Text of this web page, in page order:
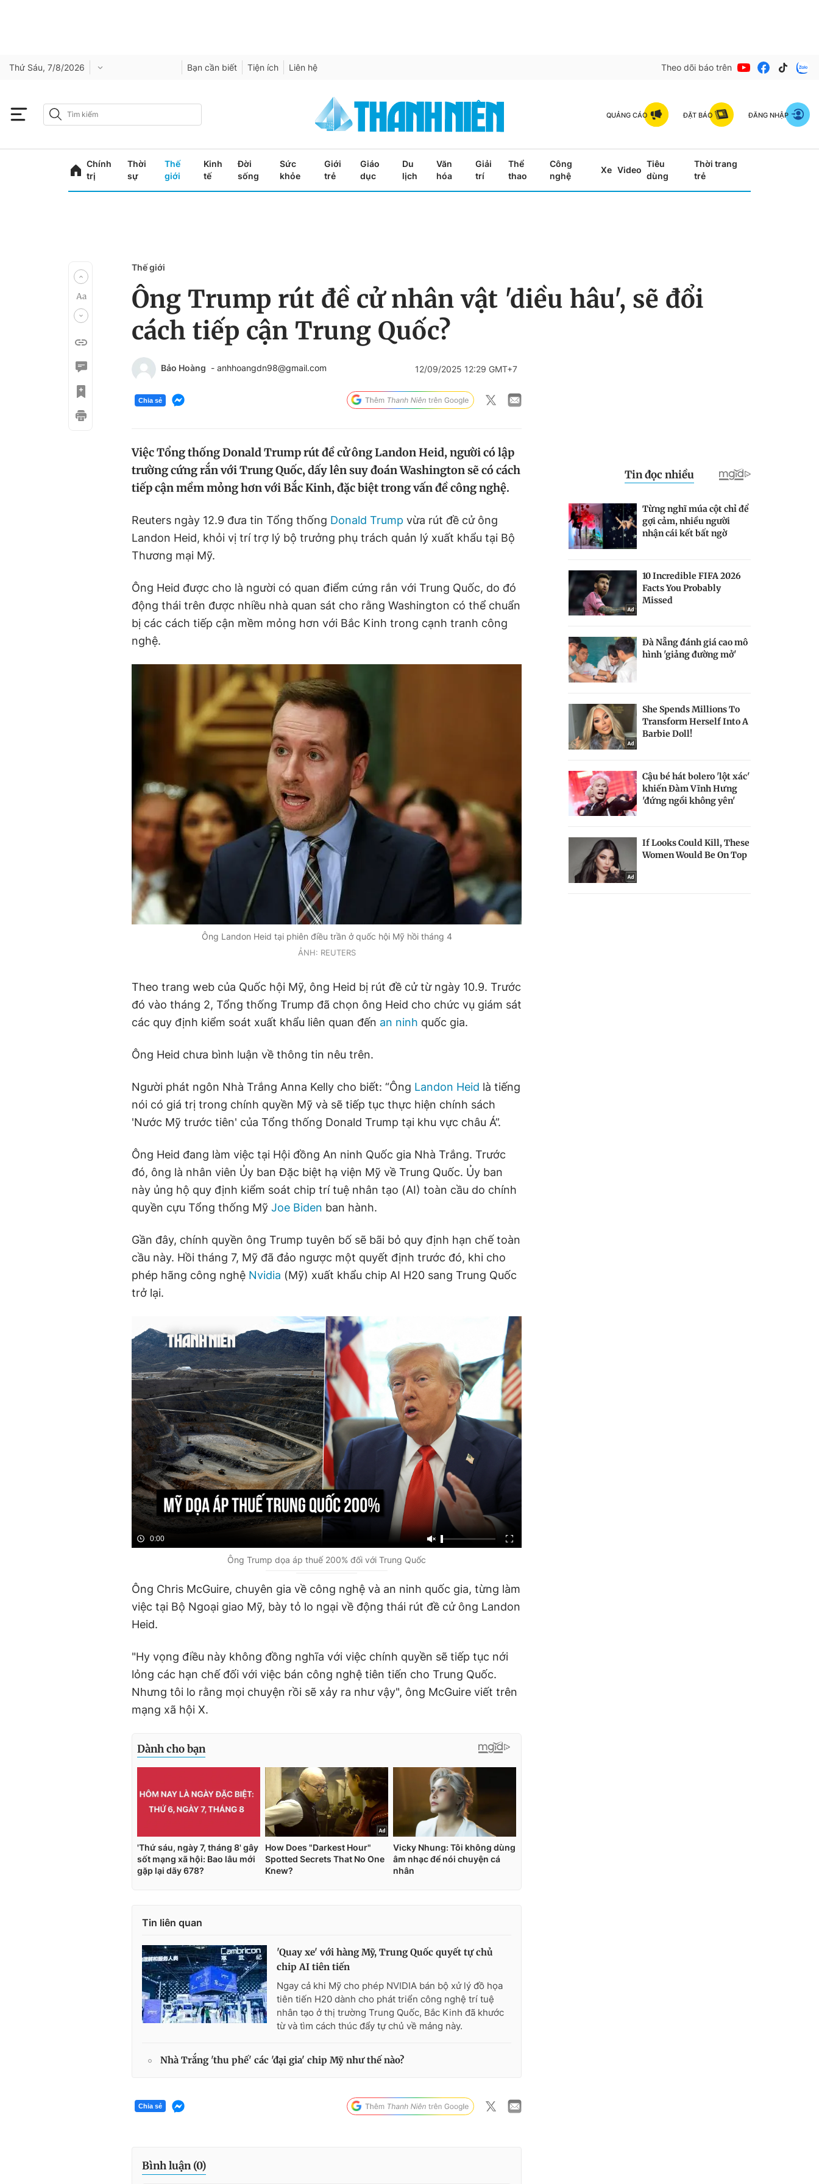
Thứ Sáu, 7/8/2026 Bạn cần biết Tiện ích Liên hệ Theo dõi báo trên
QUẢNG CÁO ĐẶT BÁO ĐĂNG NHẬP
Chính
trị
Thời
sự
Thế
giới
Kinh
tế
Đời
sống
Sức
khỏe
Giới
trẻ
Giáo
dục
Du
lịch
Văn
hóa
Giải
trí
Thể
thao
Công
nghệ
Xe Video
Tiêu
dùng
Thời trang
trẻ
Thế giới
Ông Trump rút đề cử nhân vật 'diều hâu', sẽ đổi
cách tiếp cận Trung Quốc?
Bảo Hoàng - anhhoangdn98@gmail.com 12/09/2025 12:29 GMT+7
Chia sẻ
Việc Tổng thống Donald Trump rút đề cử ông Landon Heid, người có lập
trường cứng rắn với Trung Quốc, dấy lên suy đoán Washington sẽ có cách
tiếp cận mềm mỏng hơn với Bắc Kinh, đặc biệt trong vấn đề công nghệ.
Reuters ngày 12.9 đưa tin Tổng thống Donald Trump vừa rút đề cử ông
Landon Heid, khỏi vị trí trợ lý bộ trưởng phụ trách quản lý xuất khẩu tại Bộ
Thương mại Mỹ.
Ông Heid được cho là người có quan điểm cứng rắn với Trung Quốc, do đó
động thái trên được nhiều nhà quan sát cho rằng Washington có thể chuẩn
bị các cách tiếp cận mềm mỏng hơn với Bắc Kinh trong cạnh tranh công
nghệ.
Ông Landon Heid tại phiên điều trần ở quốc hội Mỹ hồi tháng 4
ẢNH: REUTERS
Theo trang web của Quốc hội Mỹ, ông Heid bị rút đề cử từ ngày 10.9. Trước
đó vào tháng 2, Tổng thống Trump đã chọn ông Heid cho chức vụ giám sát
các quy định kiểm soát xuất khẩu liên quan đến an ninh quốc gia.
Ông Heid chưa bình luận về thông tin nêu trên.
Người phát ngôn Nhà Trắng Anna Kelly cho biết: “Ông Landon Heid là tiếng
nói có giá trị trong chính quyền Mỹ và sẽ tiếp tục thực hiện chính sách
'Nước Mỹ trước tiên' của Tổng thống Donald Trump tại khu vực châu Á”.
Ông Heid đang làm việc tại Hội đồng An ninh Quốc gia Nhà Trắng. Trước
đó, ông là nhân viên Ủy ban Đặc biệt hạ viện Mỹ về Trung Quốc. Ủy ban
này ủng hộ quy định kiểm soát chip trí tuệ nhân tạo (AI) toàn cầu do chính
quyền cựu Tổng thống Mỹ Joe Biden ban hành.
Gần đây, chính quyền ông Trump tuyên bố sẽ bãi bỏ quy định hạn chế toàn
cầu này. Hồi tháng 7, Mỹ đã đảo ngược một quyết định trước đó, khi cho
phép hãng công nghệ Nvidia (Mỹ) xuất khẩu chip AI H20 sang Trung Quốc
trở lại.
0:00
Ông Trump dọa áp thuế 200% đối với Trung Quốc
Ông Chris McGuire, chuyên gia về công nghệ và an ninh quốc gia, từng làm
việc tại Bộ Ngoại giao Mỹ, bày tỏ lo ngại về động thái rút đề cử ông Landon
Heid.
"Hy vọng điều này không đồng nghĩa với việc chính quyền sẽ tiếp tục nới
lỏng các hạn chế đối với việc bán công nghệ tiên tiến cho Trung Quốc.
Nhưng tôi lo rằng mọi chuyện rồi sẽ xảy ra như vậy", ông McGuire viết trên
mạng xã hội X.
Tin liên quan
'Quay xe' với hàng Mỹ, Trung Quốc quyết tự chủ
chip AI tiên tiến
Ngay cả khi Mỹ cho phép NVIDIA bán bộ xử lý đồ họa
tiên tiến H20 dành cho phát triển công nghệ trí tuệ
nhân tạo ở thị trường Trung Quốc, Bắc Kinh đã khước
từ và tìm cách thúc đẩy tự chủ về mảng này.
Nhà Trắng 'thu phế' các 'đại gia' chip Mỹ như thế nào?
Chia sẻ
Bình luận (0)